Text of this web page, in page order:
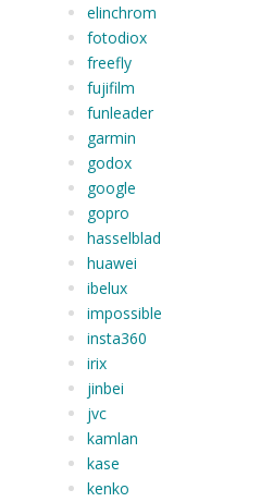
elinchrom
fotodiox
freefly
fujifilm
funleader
garmin
godox
google
gopro
hasselblad
huawei
ibelux
impossible
insta360
irix
jinbei
jvc
kamlan
kase
kenko